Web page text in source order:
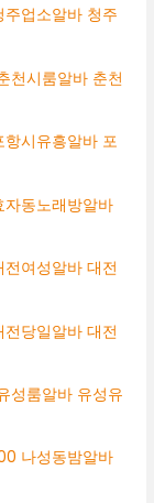
업소알바 청주
천시룸알바 춘천
시유흥알바 포
동노래방알바
여성알바 대전
당일알바 대전
성룸알바 유성유
나성동밤알바